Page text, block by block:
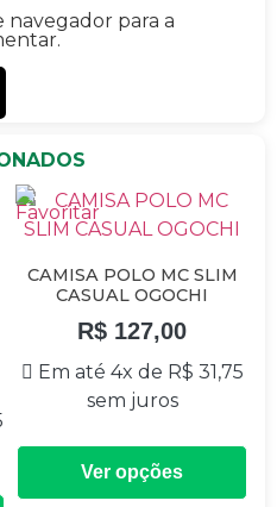
navegador para a
CAMISA POLO MC SLIM
CASUAL OGOCHI
R$ 127,00
Em até 4x de R$ 31,75
sem juros
Ver opções